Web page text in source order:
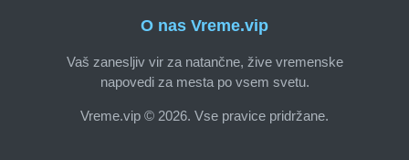
O nas Vreme.vip
Vaš zanesljiv vir za natančne, žive vremenske
napovedi za mesta po vsem svetu.
Vreme.vip © 2026. Vse pravice pridržane.